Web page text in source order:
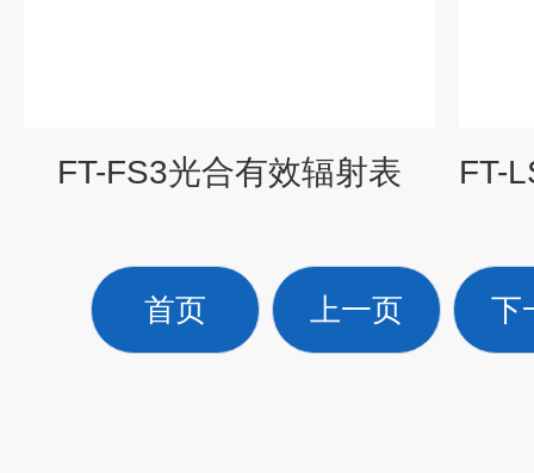
FT-FS3光合有效辐射表
首页 上一页 下